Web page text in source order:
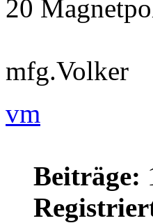
20
mfg.Volker
vm
Beiträge: